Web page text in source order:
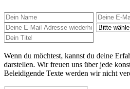
Wenn du möchtest, kannst du deine
darstellen. Wir freuen uns über jede
Beleidigende Texte werden wir nicht